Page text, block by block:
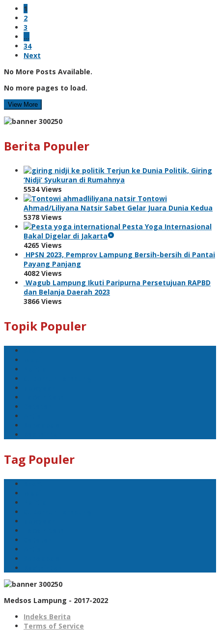
1
2
3
…
34
Next
No More Posts Available.
No more pages to load.
View More
Berita Populer
Terjun ke Dunia Politik, Giring
‘Nidji’ Syukuran di Rumahnya
5534 Views
Tontowi
Ahmad/Liliyana Natsir Sabet Gelar Juara Dunia Kedua
5378 Views
Pesta Yoga Internasional
Bakal Digelar di Jakarta
4265 Views
HPSN 2023, Pemprov Lampung Bersih-bersih di Pantai
Payang Panjang
4082 Views
Wagub Lampung Ikuti Paripurna Persetujuan RAPBD
dan Belanja Daerah 2023
3866 Views
Topik Populer
Tag Populer
Medsos Lampung - 2017-2022
Indeks Berita
Terms of Service